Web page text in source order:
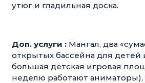
утюг и гладильная доска.
Доп. услуги : Мангал, два
открытых бассейна для детей
большая детская игровая
неделю работают